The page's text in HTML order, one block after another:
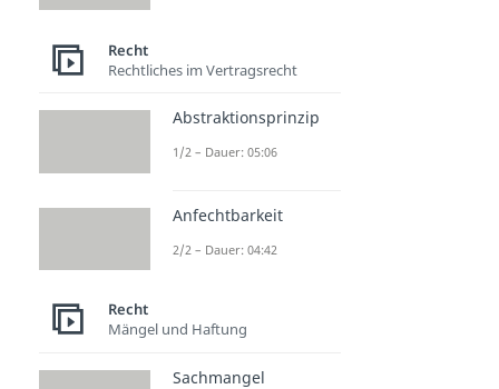
Recht
Rechtliches im Vertragsrecht
Abstraktionsprinzip
1/2 – Dauer: 05:06
Anfechtbarkeit
2/2 – Dauer: 04:42
Recht
Mängel und Haftung
Sachmangel